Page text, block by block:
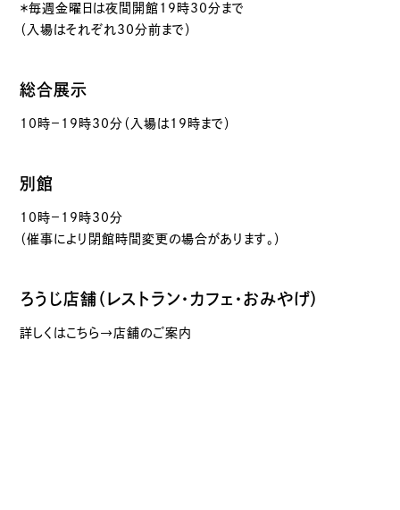
＊毎週金曜日は夜間開館19時30分まで
（入場はそれぞれ30分前まで）
総合展示
10時－19時30分（入場は19時まで）
別館
10時－19時30分
（催事により閉館時間変更の場合があります。）
ろうじ店舗（レストラン・カフェ・おみやげ）
詳しくはこちら→店舗のご案内